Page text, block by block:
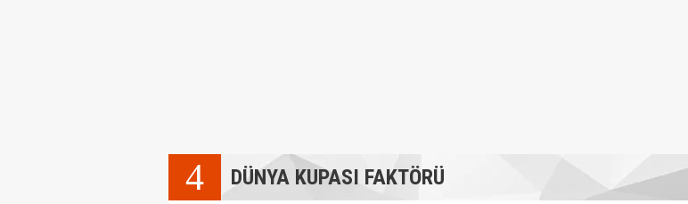
4 DÜNYA KUPASI FAKTÖRÜ